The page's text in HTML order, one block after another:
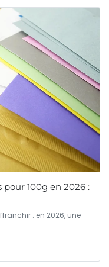
100g en 2026 :
: en 2026, une